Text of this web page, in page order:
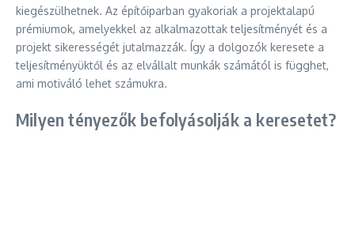
kiegészülhetnek. Az építőiparban gyakoriak a projektalapú
prémiumok, amelyekkel az alkalmazottak teljesítményét és a
projekt sikerességét jutalmazzák. Így a dolgozók keresete a
teljesítményüktől és az elvállalt munkák számától is függhet,
ami motiváló lehet számukra.
Milyen tényezők befolyásolják a keresetet?